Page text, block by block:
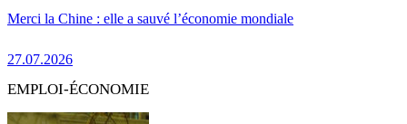
Merci la Chine : elle a sauvé l’économie mondiale
27.07.2026
EMPLOI-ÉCONOMIE